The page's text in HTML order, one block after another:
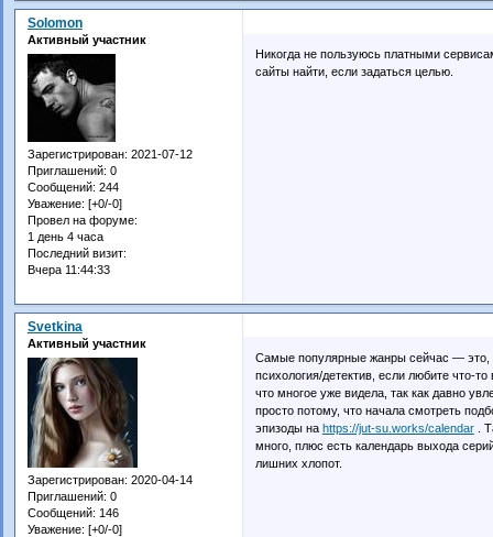
Solomon
Активный участник
Зарегистрирован: 2021-07-12
Приглашений: 0
Сообщений: 244
Уважение: [+0/-0]
Провел на форуме:
1 день 4 часа
Последний визит:
Вчера 11:44:33
Никогда не пользуюсь платными
сайты найти, если задаться целью.
Svetkina
Активный участник
Зарегистрирован: 2020-04-14
Приглашений: 0
Сообщений: 146
Уважение: [+0/-0]
Самые популярные жанры сейчас — это,
психология/детектив, если любите что-
что многое уже видела, так как давно
просто потому, что начала смотреть
эпизоды на https://jut-su.works/calendar.
много, плюс есть календарь выхода
лишних хлопот.